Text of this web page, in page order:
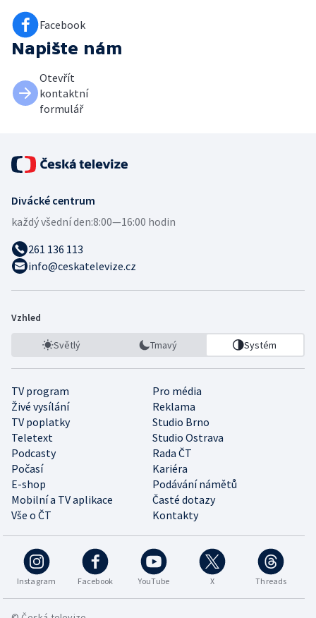
Facebook
Napište nám
Otevřít
kontaktní
formulář
Divácké centrum
každý všední den:8:00—16:00 hodin
261 136 113
info@ceskatelevize.cz
Vzhled
Světlý Tmavý Systém
TV program
Pro média
Živé vysílání
Reklama
TV poplatky
Studio Brno
Teletext
Studio Ostrava
Podcasty
Rada ČT
Počasí
Kariéra
E-shop
Podávání námětů
Mobilní a TV aplikace
Časté dotazy
Vše o ČT
Kontakty
Instagram Facebook YouTube X Threads